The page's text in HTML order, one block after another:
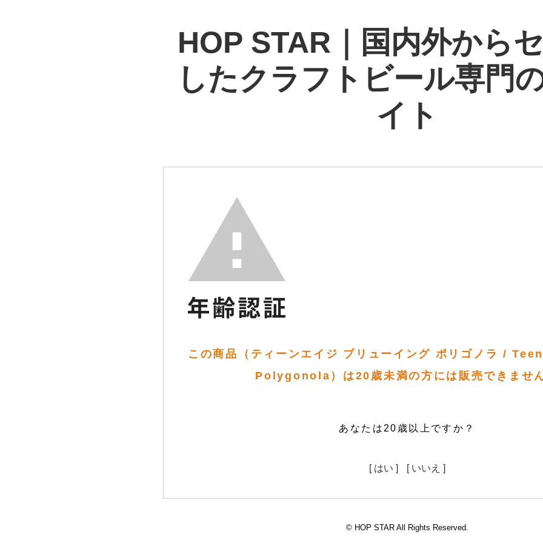
HOP STAR｜国内外から
したクラフトビール専門
イト
この商品（ティーンエイジ ブリューイング ポリゴノラ /
Polygonola）は20歳未満の方には販売できません
あなたは20歳以上ですか？
[ はい ] [ いいえ ]
© HOP STAR All Rights Reserved.